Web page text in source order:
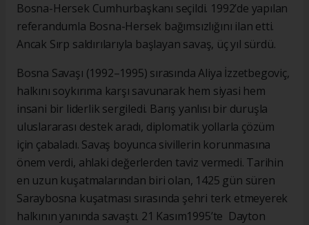
Bosna-Hersek Cumhurbaşkanı seçildi. 1992’de yapılan
referandumla Bosna-Hersek bağımsızlığını ilan etti.
Ancak Sırp saldırılarıyla başlayan savaş, üç yıl sürdü.
Bosna Savaşı (1992–1995) sırasında Aliya İzzetbegoviç,
halkını soykırıma karşı savunarak hem siyasi hem
insani bir liderlik sergiledi. Barış yanlısı bir duruşla
uluslararası destek aradı, diplomatik yollarla çözüm
için çabaladı. Savaş boyunca sivillerin korunmasına
önem verdi, ahlaki değerlerden taviz vermedi. Tarihin
en uzun kuşatmalarından biri olan, 1425 gün süren
Saraybosna kuşatması sırasında şehri terk etmeyerek
halkının yanında savaştı. 21 Kasım1995’te Dayton